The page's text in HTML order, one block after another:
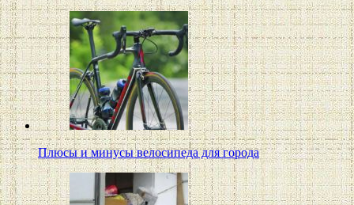
Плюсы и минусы велосипеда для города